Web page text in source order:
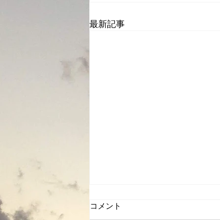
最新記事
コメント